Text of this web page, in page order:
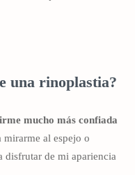
una rinoplastia?
mucho más confiada
mirarme al espejo o
disfrutar de mi apariencia